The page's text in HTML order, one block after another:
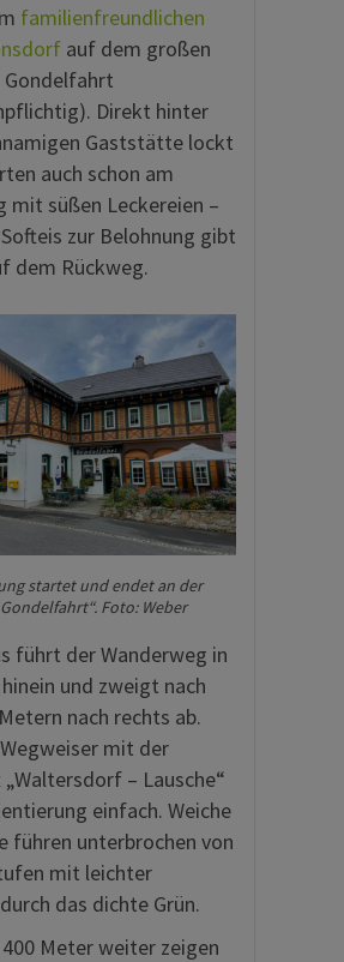
familienfreundlichen
auf dem großen
Gondelfahrt
Direkt hinter
Gaststätte lockt
auch schon am
mit süßen Leckereien –
zur Belohnung gibt
dem Rückweg.
startet und endet an der
Foto: Weber
führt der Wanderweg in
und zweigt nach
nach rechts ab.
mit der
– Lausche“
einfach. Weiche
führen unterbrochen von
mit leichter
das dichte Grün.
Meter weiter zeigen